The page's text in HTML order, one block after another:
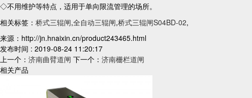
◇不用维护等特点，适用于单向限流管理的场所。
相关标签： 桥式三辊闸,全自动三辊闸,桥式三辊闸S04BD-02,
来源：http://jn.hnaixin.cn/product243465.html
发布时间 : 2019-08-24 11:20:17
上一个： 济南曲臂道闸 下一个： 济南栅栏道闸
相关产品